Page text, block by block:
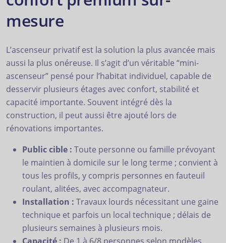
mesure
L’ascenseur privatif est la solution la plus avancée mais
aussi la plus onéreuse. Il s’agit d’un véritable “mini-
ascenseur” pensé pour l’habitat individuel, capable de
desservir plusieurs étages avec confort, stabilité et
capacité importante. Souvent intégré dès la
construction, il peut aussi être ajouté lors de
rénovations importantes.
Public cible : Toute personne ou famille prévoyant
le maintien à domicile sur le long terme ; convient à
tous les profils, y compris personnes en fauteuil
roulant, alitées, avec accompagnateur.
Installation : Travaux lourds nécessitant une gaine
technique et parfois un local technique ; délais de
plusieurs semaines à plusieurs mois.